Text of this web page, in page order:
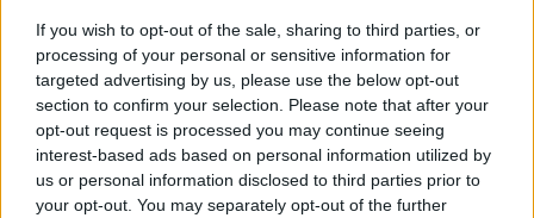
If you wish to opt-out of the sale, sharing to third parties, or
processing of your personal or sensitive information for
targeted advertising by us, please use the below opt-out
section to confirm your selection. Please note that after your
opt-out request is processed you may continue seeing
interest-based ads based on personal information utilized by
us or personal information disclosed to third parties prior to
your opt-out. You may separately opt-out of the further
al verbetering. Door naar 10 werkte prima en nu zit ik
meestal op 15 mg, omdat ik dan vrij lijk te zijn van
irritaties. Zeer tevreden gebruiker !
geef mening 0 reacties